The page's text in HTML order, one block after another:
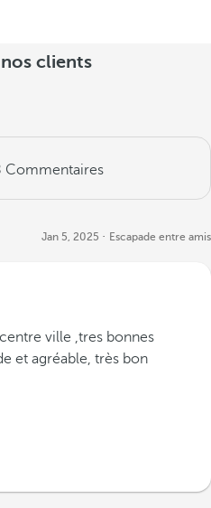
nos clients
Commentaires
Jan 5, 2025 Escapade entre amis
ville ,tres bonnes
et agréable, très bon